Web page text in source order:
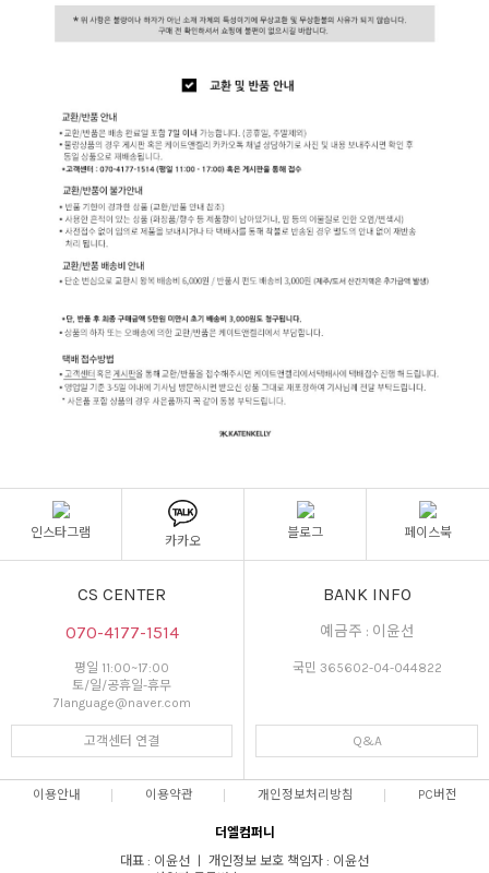
인스타그램
카카오
블로그 페이스북
CS CENTER
070-4177-1514
평일 11:00~17:00
토/일/공휴일-휴무
7language@naver.com
고객센터 연결
BANK INFO
예금주 : 이윤선
국민 365602-04-044822
Q&A
이용안내 이용약관 개인정보처리방침 PC버전
더엘컴퍼니
대표 : 이윤선 ㅣ 개인정보 보호 책임자 : 이윤선